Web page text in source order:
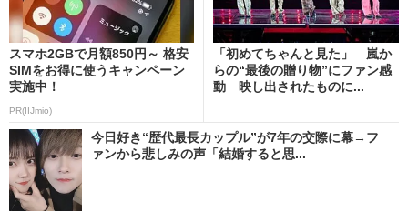
スマホ2GBで月額850円～ 格安
SIMをお得に使うキャンペーン
実施中！
PR(IIJmio)
「初めてちゃんと見た」 嵐か
らの“最後の贈り物”にファン感
動 映し出されたものに...
今日好き“歴代最長カップル”が7年の交際に幕→フ
ァンから悲しみの声「結婚すると思...